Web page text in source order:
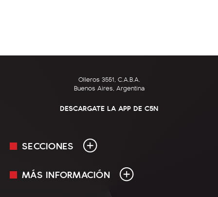
Olleros 3551, C.A.B.A.
Buenos Aires, Argentina
DESCARGATE LA APP DE C5N
SECCIONES
En Vivo
MÁS INFORMACIÓN